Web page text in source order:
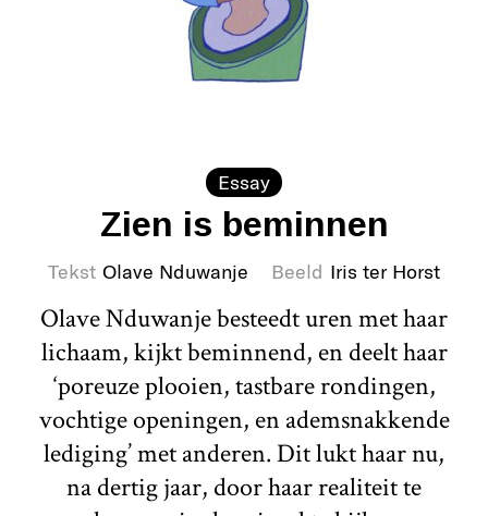
Essay
Zien is beminnen
Tekst Olave Nduwanje Beeld Iris ter Horst
Olave Nduwanje besteedt uren met haar
lichaam, kijkt beminnend, en deelt haar
‘poreuze plooien, tastbare rondingen,
vochtige openingen, en ademsnakkende
lediging’ met anderen. Dit lukt haar nu,
na dertig jaar, door haar realiteit te